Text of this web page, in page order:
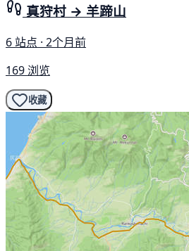
真狩村 → 羊蹄山
6 站点 · 2个月前
169 浏览
收藏